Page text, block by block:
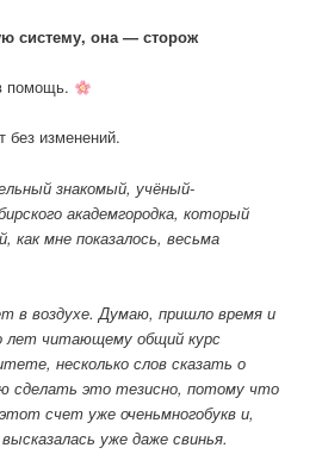
систему, она — сторож
помощь.
без изменений.
знакомый, учёный-
академгородка, который
как мне показалось, весьма
в воздухе. Думаю, пришло время и
лет читающему общий курс
несколько слов сказать о
сделать это тезисно, потому что
счет уже оченьмногобукв и,
уже даже свинья.